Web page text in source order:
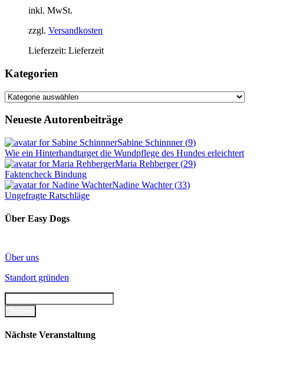
inkl. MwSt.
zzgl. Versandkosten
Lieferzeit: Lieferzeit
Kategorien
Kategorien
Neueste Autorenbeiträge
Sabine Schinnner(9)
Wie ein Hinterhandtarget die Wundpflege des Hundes erleichtert
Maria Rehberger(29)
Faktencheck Bindung
Nadine Wachter(33)
Ungefragte Ratschläge
Über Easy Dogs
Über uns
Standort gründen
Nächste Veranstaltung